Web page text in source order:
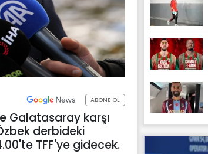
ABONE OL
Galatasaray karşı
derbideki
TFF'ye gidecek.